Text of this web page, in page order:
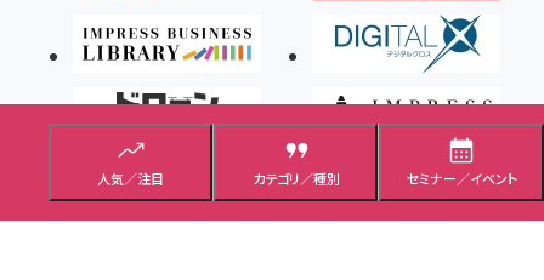
人気／注目 カテゴリ／種別 セミナー／イベント